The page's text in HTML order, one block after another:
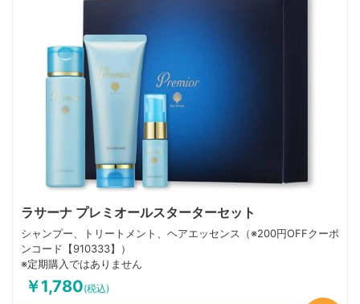
ラサーナ プレミオールスターターセット
シャンプー、トリートメント、ヘアエッセンス（※200円OFFクーポ
ンコード【910333】）
※定期購入ではありません
￥1,780(税込)